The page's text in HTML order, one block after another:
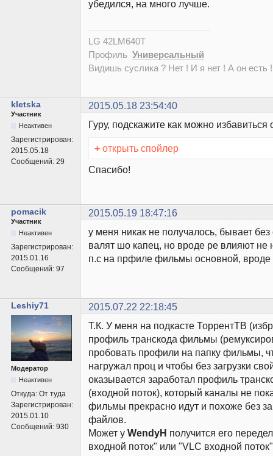
убедился, на много лучше.
LG 42LM640T
Профиль Универсальный
Видишь суслика ? Нет ! И я нет ! А он есть
kletska 2015.05.18 23:54:40
Участник
Неактивен
Зарегистрирован:
2015.05.18
Сообщений: 29
Гуру, подскажите как можно избавиться
+ открыть спойлер
Спасибо!
pomacik 2015.05.19 18:47:16
Участник
Неактивен
Зарегистрирован:
2015.01.16
Сообщений: 97
у меня никак не получалось, бывает
валят шо капец, но вроде ре влияют не
п.с на прфиле фильмы основной, вроде
Leshiy71 2015.07.22 22:18:45
Модератор
Неактивен
Откуда: От туда
Зарегистрирован:
2015.01.10
Сообщений: 930
Т.К. У меня на подкасте ТоррентТВ
профиль транскода фильмы
пробовать профили на папку фильмы,
нагружал проц и чтобы без загрузки
оказывается заработал профиль
(входной поток), который каналы не
фильмы прекрасно идут и похоже без
файлов.
Может у WendyH получится его
входной поток" или "VLC входной